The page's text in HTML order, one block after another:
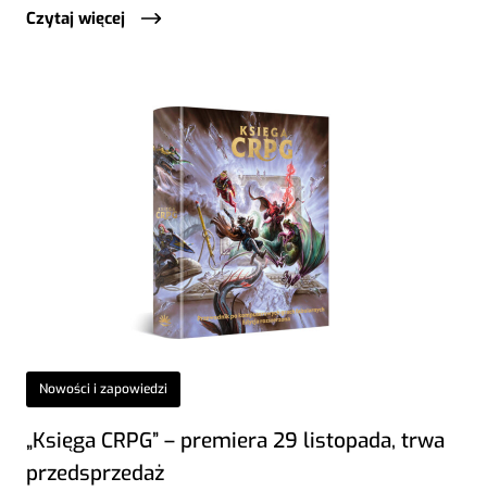
Czytaj więcej
Nowości i zapowiedzi
„Księga CRPG” – premiera 29 listopada, trwa
przedsprzedaż